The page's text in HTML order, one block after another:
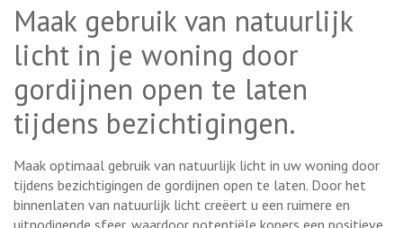
Maak gebruik van natuurlijk
licht in je woning door
gordijnen open te laten
tijdens bezichtigingen.
Maak optimaal gebruik van natuurlijk licht in uw woning door
tijdens bezichtigingen de gordijnen open te laten. Door het
binnenlaten van natuurlijk licht creëert u een ruimere en
uitnodigende sfeer, waardoor potentiële kopers een positieve